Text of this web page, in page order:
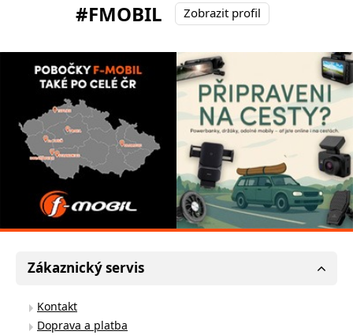
#FMOBIL
Zobrazit profil
Zákaznický servis
Kontakt
Doprava a platba